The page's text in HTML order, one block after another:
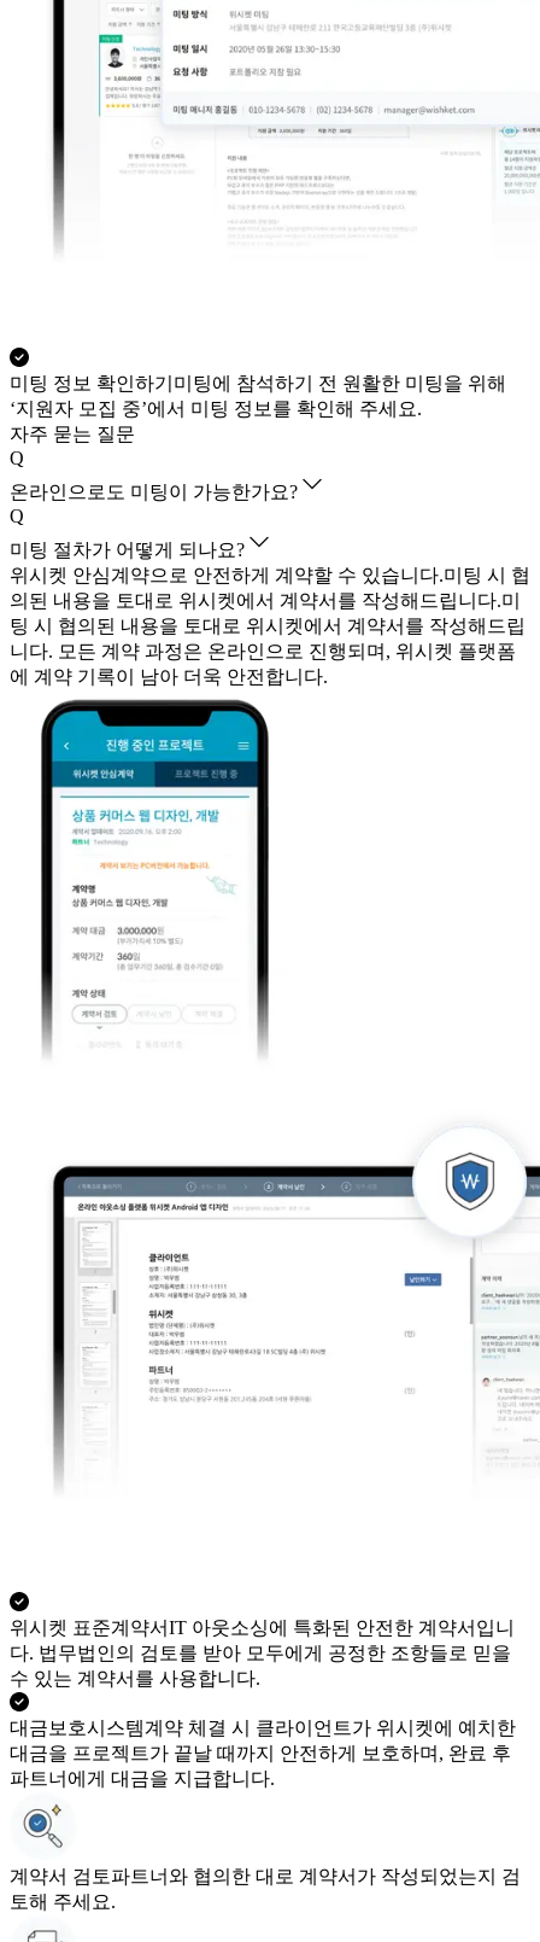
미팅 정보 확인하기 미팅에 참석하기 전 원활한 미팅을 위해
‘지원자 모집 중’에서 미팅 정보를 확인해 주세요.
자주 묻는 질문
Q
온라인으로도 미팅이 가능한가요?
Q
미팅 절차가 어떻게 되나요?
위시켓 안심계약으로 안전하게 계약할 수 있습니다.미팅 시 협
의된 내용을 토대로 위시켓에서 계약서를 작성해드립니다.미
팅 시 협의된 내용을 토대로 위시켓에서 계약서를 작성해드립
니다. 모든 계약 과정은 온라인으로 진행되며, 위시켓 플랫폼
에 계약 기록이 남아 더욱 안전합니다.
위시켓 표준계약서IT 아웃소싱에 특화된 안전한 계약서입니
다. 법무법인의 검토를 받아 모두에게 공정한 조항들로 믿을
수 있는 계약서를 사용합니다.
대금보호시스템계약 체결 시 클라이언트가 위시켓에 예치한
대금을 프로젝트가 끝날 때까지 안전하게 보호하며, 완료 후
파트너에게 대금을 지급합니다.
계약서 검토파트너와 협의한 대로 계약서가 작성되었는지 검
토해 주세요.